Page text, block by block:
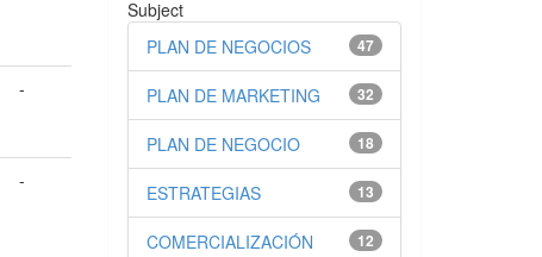
-
-
Subject
47
PLAN DE NEGOCIOS
32
PLAN DE MARKETING
18
PLAN DE NEGOCIO
13
ESTRATEGIAS
12
COMERCIALIZACIÓN